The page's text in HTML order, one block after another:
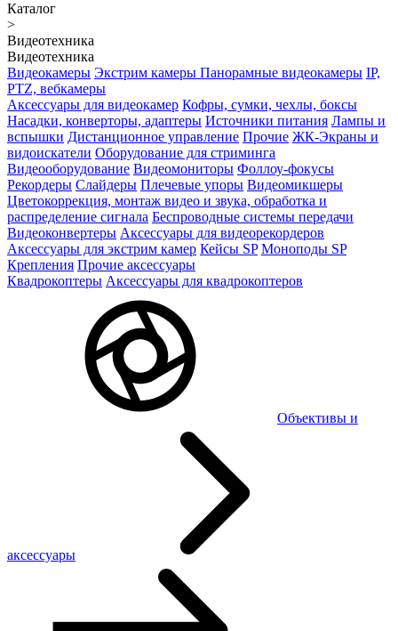
Каталог
>
Видеотехника
Видеотехника
Видеокамеры Экстрим камеры Панорамные видеокамеры IP,
PTZ, вебкамеры
Аксессуары для видеокамер Кофры, сумки, чехлы, боксы
Насадки, конверторы, адаптеры Источники питания Лампы и
вспышки Дистанционное управление Прочие ЖК-Экраны и
видоискатели Оборудование для стриминга
Видеооборудование Видеомониторы Фоллоу-фокусы
Рекордеры Слайдеры Плечевые упоры Видеомикшеры
Цветокоррекция, монтаж видео и звука, обработка и
распределение сигнала Беспроводные системы передачи
Видеоконвертеры Аксессуары для видеорекордеров
Аксессуары для экстрим камер Кейсы SP Моноподы SP
Крепления Прочие аксессуары
Квадрокоптеры Аксессуары для квадрокоптеров
Объективы и
аксессуары